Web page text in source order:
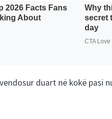
duart në kokë pasi